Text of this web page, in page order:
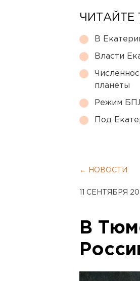
ЧИТАЙТЕ
В
Власти
планеты
Режим
Под
← НОВОСТИ
11 СЕНТЯБРЯ
В